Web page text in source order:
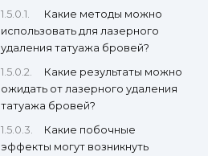
Какие методы можно
использовать для лазерного
удаления татуажа бровей?
Какие результаты можно
ожидать от лазерного удаления
татуажа бровей?
Какие побочные
эффекты могут возникнуть